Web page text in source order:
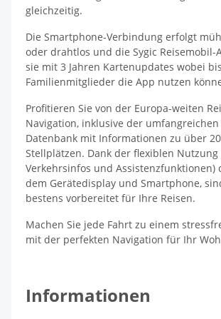
gleichzeitig.
Die Smartphone-Verbindung erfolgt
oder drahtlos und die Sygic Reisemobil-
sie mit 3 Jahren Kartenupdates wobei
Familienmitglieder die App nutzen
Profitieren Sie von der Europa-weiten
Navigation, inklusive der
Datenbank mit Informationen zu über
Stellplätzen. Dank der flexiblen
Verkehrsinfos und Assistenzfunktionen)
dem Gerätedisplay und Smartphone,
bestens vorbereitet für Ihre Reisen.
Machen Sie jede Fahrt zu einem
mit der perfekten Navigation für Ihr
Informationen